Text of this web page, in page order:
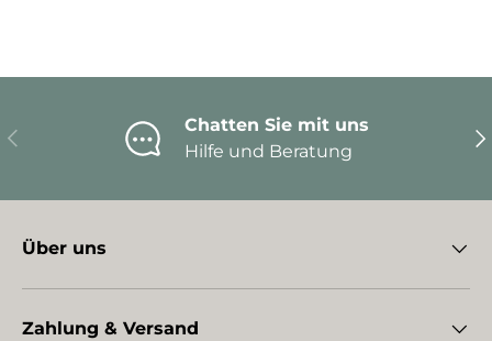
Vorherige
Chatten Sie mit uns
Hilfe und Beratung
Über uns
Zahlung & Versand